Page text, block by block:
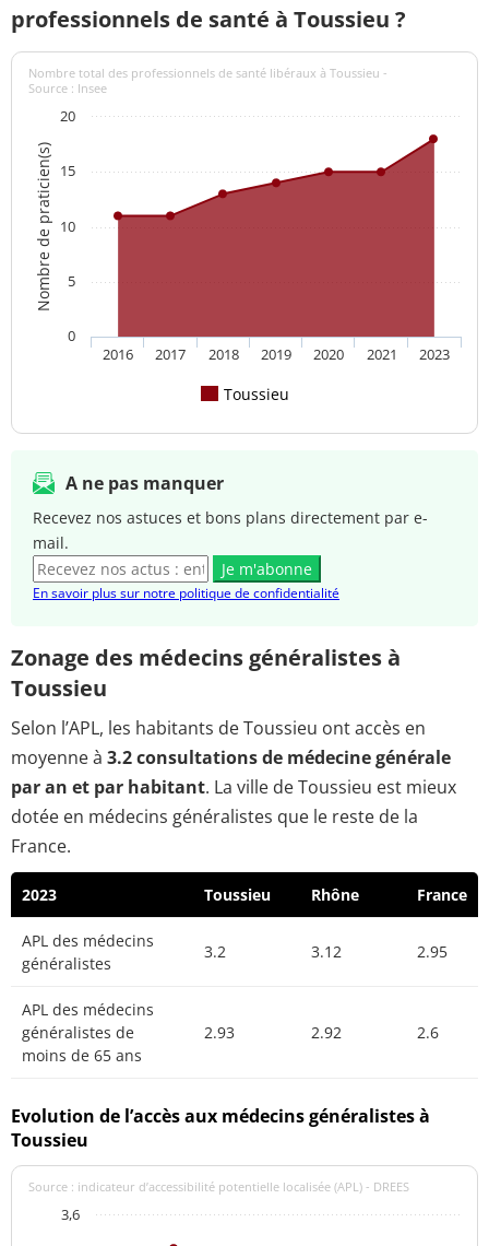
professionnels de santé à Toussieu ?
Nombre de praticien(s)
Nombre total des professionnels de santé libéraux à Toussieu -
Source : Insee
Toussieu
2016 2017 2018 2019 2020 2021 2023
0
5
10
15
20
A ne pas manquer
Recevez nos astuces et bons plans directement par e-
mail.
Je m'abonne
En savoir plus sur notre politique de confidentialité
Zonage des médecins généralistes à
Toussieu
Selon l’APL, les habitants de Toussieu ont accès en
moyenne à 3.2 consultations de médecine générale
par an et par habitant. La ville de Toussieu est mieux
dotée en médecins généralistes que le reste de la
France.
2023 Toussieu Rhône France
APL des médecins
généralistes
3.2 3.12 2.95
APL des médecins
généralistes de
moins de 65 ans
2.93 2.92 2.6
Evolution de l’accès aux médecins généralistes à
Toussieu
Source : indicateur d’accessibilité potentielle localisée (APL) - DREES
3,6